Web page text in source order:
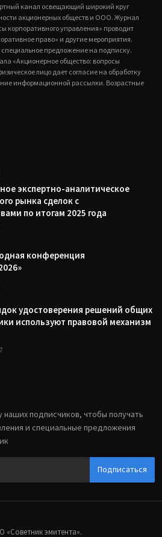
канал освещающий широкий круг
акционерных обществ и ООО. Журнал
корпоративного управления» проводит
право» и другие мероприятия.
специальное предложение на подписку.
«Акционерное общество: вопросы
лицо дает согласие на обработку
информационной рассылки. Возрастные
экспертно-аналитическое
рынка сделок с
по итогам 2025 года
конференция
удостоверения решений общих
используют правовой механизм
наших подписчиков, чтобы получать
и специальные предложения
Подписаться
«‎Советник эмитента».